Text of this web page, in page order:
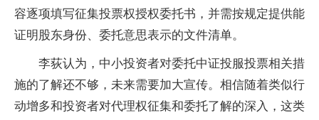
容逐项填写征集投票权授权委托书，并需按规定提供能
证明股东身份、委托意思表示的文件清单。
李荻认为，中小投资者对委托中证投服投票相关措
施的了解还不够，未来需要加大宣传。相信随着类似行
动增多和投资者对代理权征集和委托了解的深入，这类